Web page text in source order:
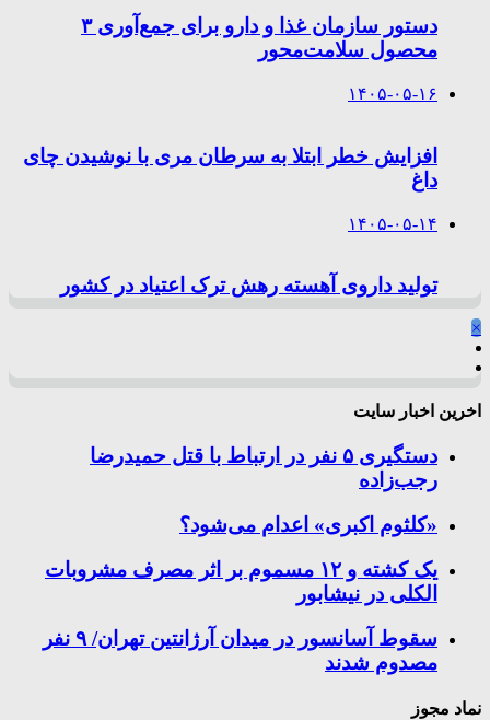
دستور سازمان غذا و دارو برای جمع‌آوری ۳
محصول سلامت‌محور
۱۴۰۵-۰۵-۱۶
افزایش خطر ابتلا به سرطان مری با نوشیدن چای
داغ
۱۴۰۵-۰۵-۱۴
تولید داروی آهسته رهش ترک اعتیاد در کشور
×
اخرین اخبار سایت
دستگیری ۵ نفر در ارتباط با قتل حمیدرضا
رجب‌زاده
«کلثوم اکبری» اعدام می‌شود؟
یک کشته و ۱۲ مسموم بر اثر مصرف مشروبات
الکلی در نیشابور
سقوط آسانسور در میدان آرژانتین تهران/ ۹ نفر
مصدوم شدند
نماد مجوز